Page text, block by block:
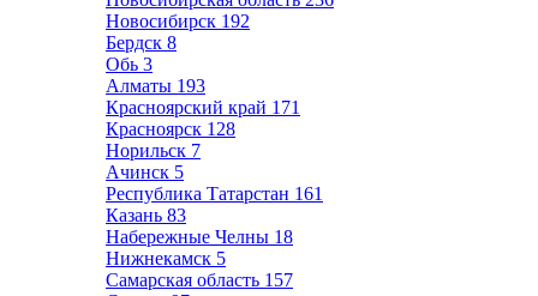
Новосибирск 192
Бердск 8
Обь 3
Алматы 193
Красноярский край 171
Красноярск 128
Норильск 7
Ачинск 5
Республика Татарстан 161
Казань 83
Набережные Челны 18
Нижнекамск 5
Самарская область 157